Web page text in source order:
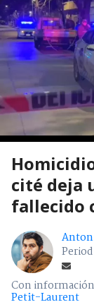
cité deja
fallecido
Con
Petit-Laurent